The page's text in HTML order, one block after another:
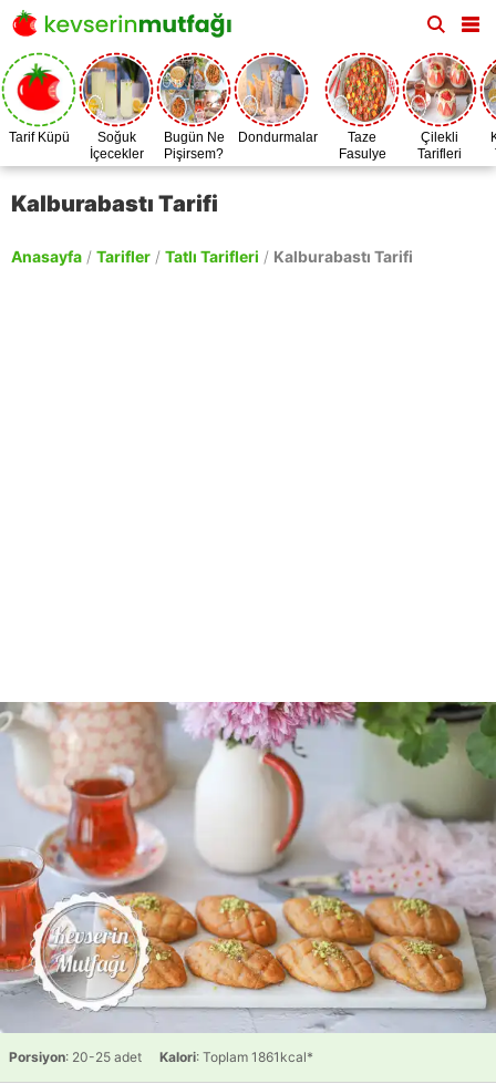
Tarif Küpü
Soğuk
İçecekler
Bugün Ne
Pişirsem?
Dondurmalar
Taze
Fasulye
Zamanı
Çilekli
Tarifleri
Kalburabastı Tarifi
Anasayfa / Tarifler / Tatlı Tarifleri / Kalburabastı Tarifi
Porsiyon: 20-25 adet Kalori: Toplam 1861kcal*